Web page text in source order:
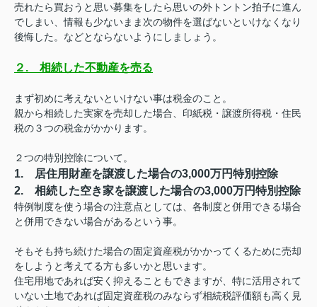
売れたら買おうと思い募集をしたら思いの外トントン拍子に進ん
でしまい、情報も少ないまま次の物件を選ばないといけなくなり
後悔した。などとならないようにしましょう。
２. 相続した不動産を売る
まず初めに考えないといけない事は税金のこと。
親から相続した実家を売却した場合、印紙税・譲渡所得税・住民
税の３つの税金がかかります。
２つの特別控除について。
1. 居住用財産を譲渡した場合の3,000万円特別控除
2. 相続した空き家を譲渡した場合の3,000万円特別控除
特例制度を使う場合の注意点としては、各制度と併用できる場合
と併用できない場合があるという事。
そもそも持ち続けた場合の固定資産税がかかってくるために売却
をしようと考えてる方も多いかと思います。
住宅用地であれば安く抑えることもできますが、特に活用されて
いない土地であれば固定資産税のみならず相続税評価額も高く見